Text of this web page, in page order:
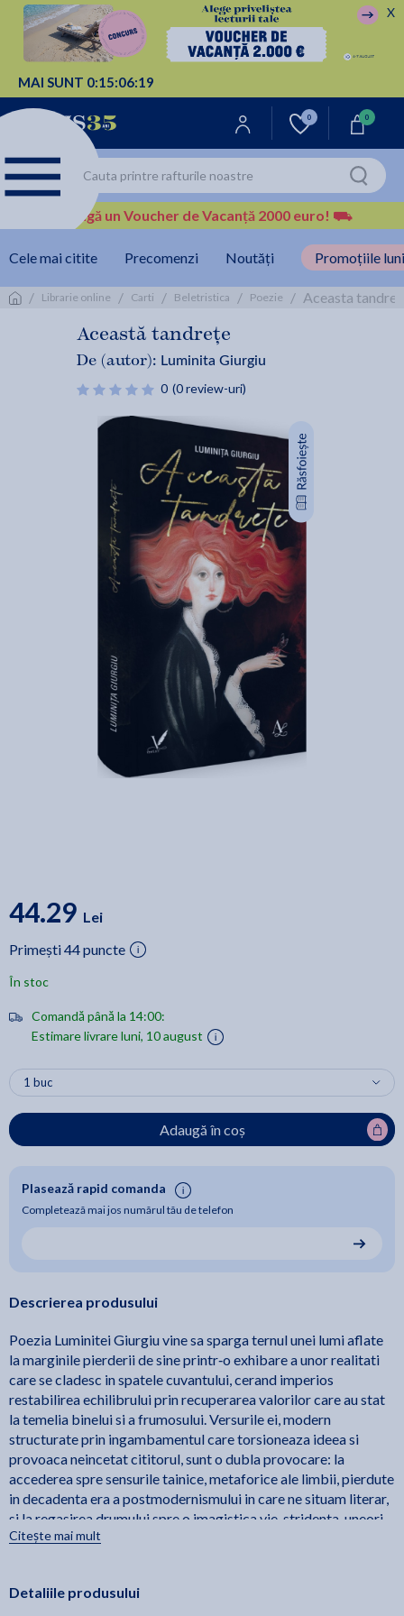
MAI SUNT 0:15:06:18
X
0 0
Câștigă un Voucher de Vacanță 2000 euro! ⛟
Cele mai citite Precomenzi Noutăți Promoțiile
/ Librarie online / Carti / Beletristica / Poezie / Aceasta
Această tandrețe
De (autor): Luminita Giurgiu
0 (0 review-uri)
44.29 Lei
Primești 44 puncte
În stoc
Comandă până la 14:00:
Estimare livrare luni, 10 august
Adaugă în coș
Plasează rapid comanda
Completează mai jos numărul tău de telefon
Descrierea produsului
Poezia Luminitei Giurgiu vine sa sparga ternul unei lumi aflate
la marginile pierderii de sine printr‑o exhibare a unor realitati
care se cladesc in spatele cuvantului, cerand imperios
restabilirea echilibrului prin recuperarea valorilor care au stat
la temelia binelui si a frumosului. Versurile ei, modern
structurate prin ingambamentul care torsioneaza ideea si
provoaca neincetat cititorul, sunt o dubla provocare: la
accederea spre sensurile tainice, metaforice ale limbii, pierdute
in decadenta era a postmodernismului in care ne situam literar,
si la regasirea drumului spre o imagistica vie, stridenta, uneori
acut surprinzatoare, dar binefacatoare pentru spiritul anemiat
distruge banalitatea si recucereste profunzimile de gandire,
Citește mai mult
Detaliile produsului